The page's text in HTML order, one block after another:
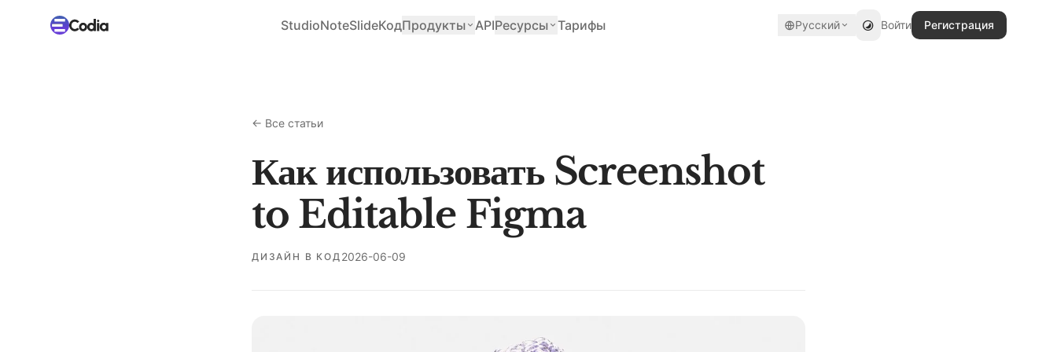
StudioNoteSlideКодПродукты APIРесурсы Тарифы Русский Войти Регистрация
← Все статьи
Как использовать Screenshot
to Editable Figma
ДИЗАЙН В КОД 2026-06-09